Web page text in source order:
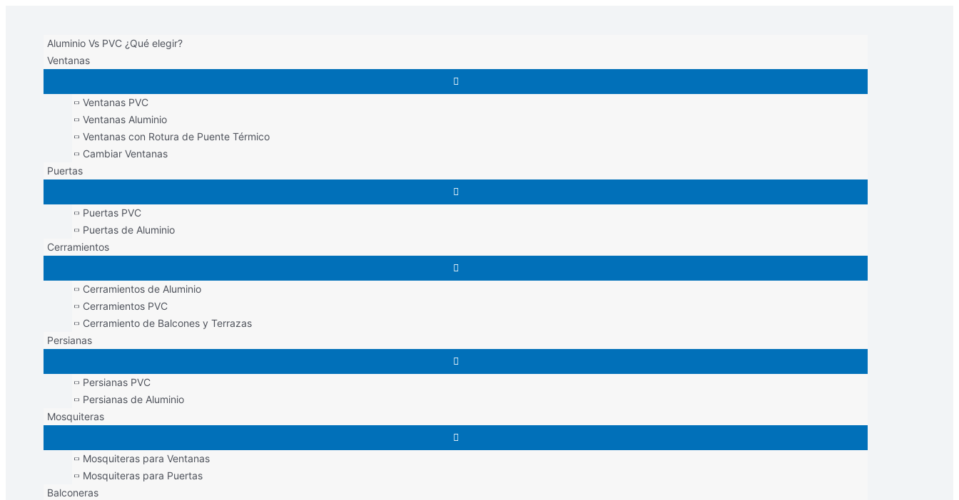
contenido
Aluminio Vs PVC ¿Qué elegir?
Ventanas
Ventanas PVC
Ventanas Aluminio
Ventanas con Rotura de Puente Térmico
Cambiar Ventanas
Puertas
Puertas PVC
Puertas de Aluminio
Cerramientos
Cerramientos de Aluminio
Cerramientos PVC
Cerramiento de Balcones y Terrazas
Persianas
Persianas PVC
Persianas de Aluminio
Mosquiteras
Mosquiteras para Ventanas
Mosquiteras para Puertas
Balconeras